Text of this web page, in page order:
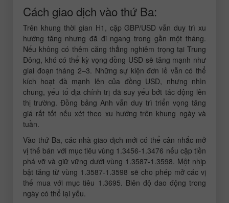
Cách giao dịch vào thứ Ba:
Trên khung thời gian H1, cặp GBP/USD vẫn duy trì xu
hướng tăng nhưng đã đi ngang trong gần một tháng.
Nếu không có thêm căng thẳng nghiêm trọng tại Trung
Đông, khó có thể kỳ vọng đồng USD sẽ tăng mạnh như
giai đoạn tháng 2–3. Những sự kiện đơn lẻ vẫn có thể
kích hoạt đà mạnh lên của đồng USD, nhưng nhìn
chung, yếu tố địa chính trị đã suy yếu bớt tác động lên
thị trường. Đồng bảng Anh vẫn duy trì triển vọng tăng
giá rất tốt nếu xét theo xu hướng trên khung ngày và
tuần.
Vào thứ Ba, các nhà giao dịch mới có thể cân nhắc mở
vị thế bán với mục tiêu vùng 1.3456-1.3476 nếu cặp tiền
phá vỡ và giữ vững dưới vùng 1.3587-1.3598. Một nhịp
bật tăng từ vùng 1.3587-1.3598 sẽ cho phép mở các vị
thế mua với mục tiêu 1.3695. Biên độ dao động trong
ngày có thể lại yếu.